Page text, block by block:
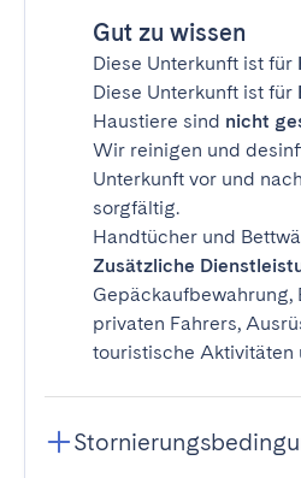
Gut zu wissen
Diese Unterkunft ist für
Diese Unterkunft ist für
Haustiere sind nicht
Wir reinigen und
Unterkunft vor und
sorgfältig.
Handtücher und
Zusätzliche
Gepäckaufbewahrung,
privaten Fahrers,
touristische Aktivitäten